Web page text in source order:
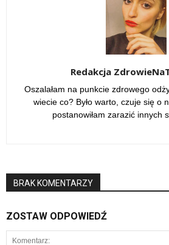
Redakcja
Oszalałam na punkcie zdrowego
wiecie co? Było warto, czuje się o
postanowiłam zarazić innych
BRAK KOMENTARZY
ZOSTAW ODPOWIEDŹ